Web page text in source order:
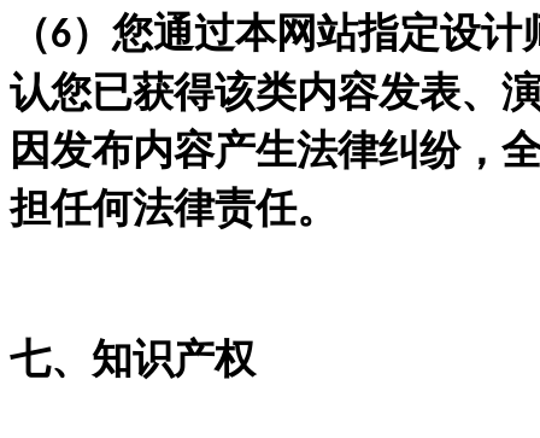
（6）您通过本网站指定设
认您已获得该类内容发表、
因发布内容产生法律纠纷，
担任何法律责任。
七、知识产权